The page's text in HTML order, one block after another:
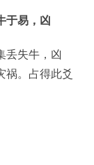
于易，凶
丢失牛，凶
祸。占得此爻